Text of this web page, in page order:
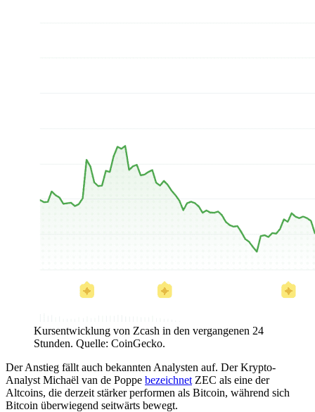
Kursentwicklung von Zcash in den vergangenen 24
Stunden. Quelle: CoinGecko.
Der Anstieg fällt auch bekannten Analysten auf. Der Krypto-
Analyst Michaël van de Poppe bezeichnet ZEC als eine der
Altcoins, die derzeit stärker performen als Bitcoin, während sich
Bitcoin überwiegend seitwärts bewegt.